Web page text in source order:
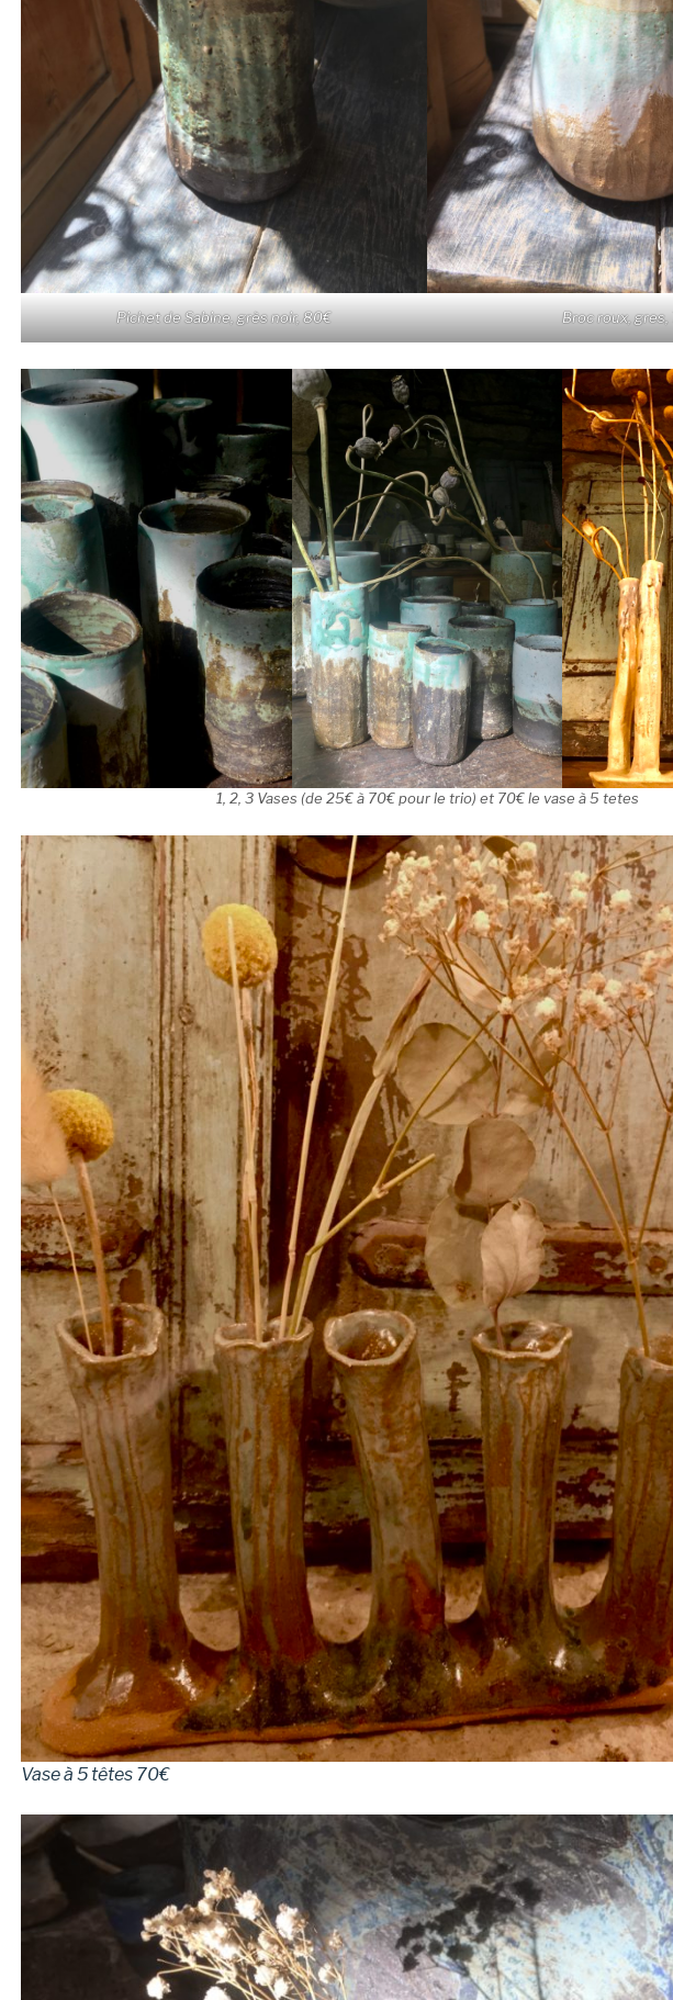
Pichet de Sabine, grès noir, 80€ Broc roux, gres,
1, 2, 3 Vases (de 25€ à 70€ pour le trio) et 70€ le vase à 5 tetes
Vase à 5 têtes 70€